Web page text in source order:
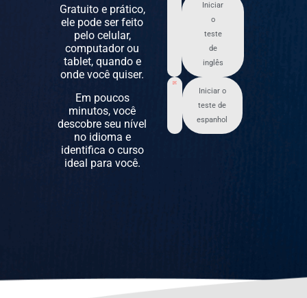
Gratuito e prático,
ele pode ser feito
pelo celular,
computador ou
tablet, quando e
onde você quiser.
Em poucos
minutos, você
descobre seu nível
no idioma e
identifica o curso
ideal para você.
Iniciar
o
teste
de
inglês
Iniciar o
teste de
espanhol